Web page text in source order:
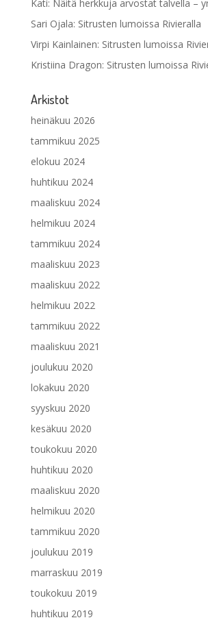
Kati: Näitä herkkuja arvostat talvella –
Sari Ojala: Sitrusten lumoissa Rivieralla
Virpi Kainlainen: Sitrusten lumoissa
Kristiina Dragon: Sitrusten lumoissa
Arkistot
heinäkuu 2026
tammikuu 2025
elokuu 2024
huhtikuu 2024
maaliskuu 2024
helmikuu 2024
tammikuu 2024
maaliskuu 2023
maaliskuu 2022
helmikuu 2022
tammikuu 2022
maaliskuu 2021
joulukuu 2020
lokakuu 2020
syyskuu 2020
kesäkuu 2020
toukokuu 2020
huhtikuu 2020
maaliskuu 2020
helmikuu 2020
tammikuu 2020
joulukuu 2019
marraskuu 2019
toukokuu 2019
huhtikuu 2019